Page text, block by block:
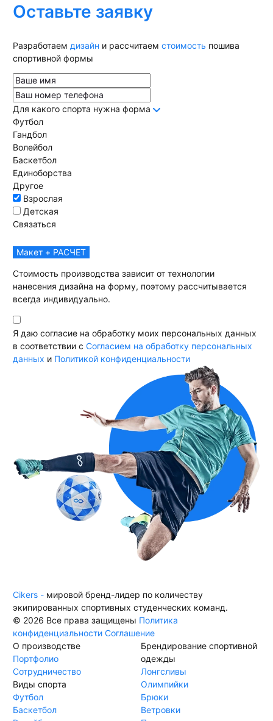
Оставьте заявку
Разработаем дизайн и рассчитаем стоимость пошива
спортивной формы
Для какого спорта нужна форма
Футбол
Гандбол
Волейбол
Баскетбол
Единоборства
Другое
Взрослая
Детская
Связаться
Макет + РАСЧЕТ
Стоимость производства зависит от технологии
нанесения дизайна на форму, поэтому рассчитывается
всегда индивидуально.
Я даю согласие на обработку моих персональных данных
в соответствии с Согласием на обработку персональных
данных и Политикой конфиденциальности
Cikers - мировой бренд-лидер по количеству
экипированных спортивных студенческих команд.
© 2026 Все права защищены Политика
конфиденциальности Соглашение
О производстве
Портфолио
Сотрудничество
Виды спорта
Футбол
Баскетбол
Брендирование спортивной
одежды
Лонгсливы
Олимпийки
Брюки
Ветровки